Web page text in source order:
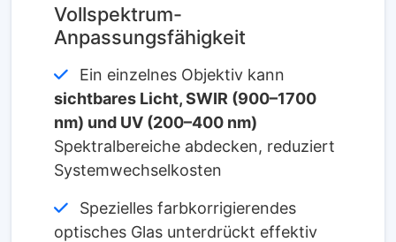
Vollspektrum-
Anpassungsfähigkeit
Ein einzelnes Objektiv kann
sichtbares Licht, SWIR (900–1700
nm) und UV (200–400 nm)
Spektralbereiche abdecken, reduziert
Systemwechselkosten
Spezielles farbkorrigierendes
optisches Glas unterdrückt effektiv